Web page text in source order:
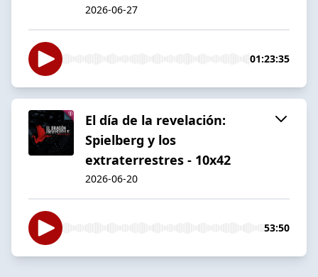
2026-06-27
01:23:35
El día de la revelación:
Spielberg y los
extraterrestres - 10x42
2026-06-20
53:50